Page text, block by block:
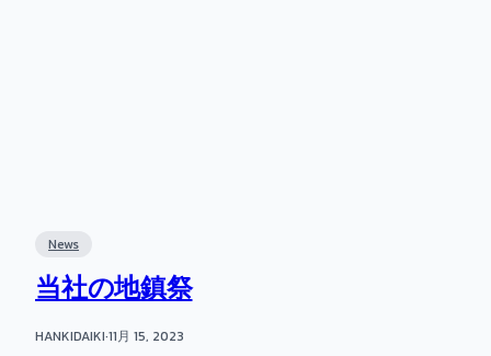
News
当社の地鎮祭
HANKIDAIKI·11月 15, 2023